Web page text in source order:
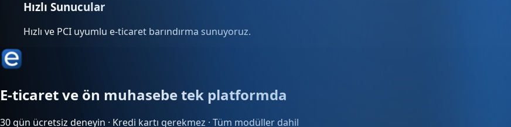
Hızlı Sunucular
Hızlı ve PCI uyumlu e-ticaret barındırma sunuyoruz.
E-ticaret ve ön muhasebe tek platformda
30 gün ücretsiz deneyin · Kredi kartı gerekmez · Tüm modüller dahil